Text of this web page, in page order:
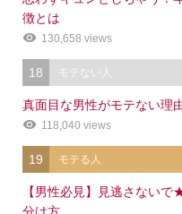
徴とは
130,658 views
18 モテない人
真面目な男性がモテない理
118,040 views
19 モテる人
【男性必見】見逃さない
分け方
シェア 電話